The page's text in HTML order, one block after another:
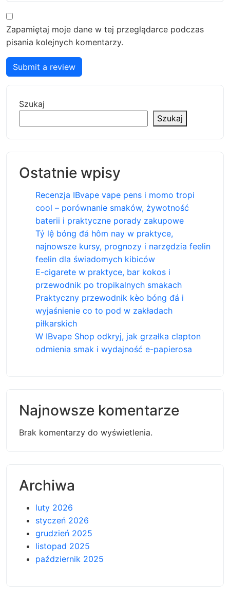
Zapamiętaj moje dane w tej przeglądarce podczas
pisania kolejnych komentarzy.
Submit a review
Szukaj
Szukaj
Ostatnie wpisy
Recenzja IBvape vape pens i momo tropi
cool – porównanie smaków, żywotność
baterii i praktyczne porady zakupowe
Tỷ lệ bóng đá hôm nay w praktyce,
najnowsze kursy, prognozy i narzędzia feelin
feelin dla świadomych kibiców
E-cigarete w praktyce, bar kokos i
przewodnik po tropikalnych smakach
Praktyczny przewodnik kèo bóng đá i
wyjaśnienie co to pod w zakładach
piłkarskich
W IBvape Shop odkryj, jak grzałka clapton
odmienia smak i wydajność e-papierosa
Najnowsze komentarze
Brak komentarzy do wyświetlenia.
Archiwa
luty 2026
styczeń 2026
grudzień 2025
listopad 2025
październik 2025